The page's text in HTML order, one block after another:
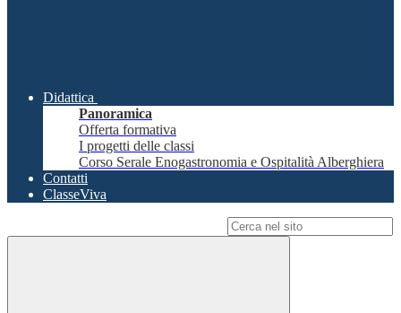
Didattica
Panoramica
Offerta formativa
I progetti delle classi
Corso Serale Enogastronomia e Ospitalità Alberghiera
Contatti
ClasseViva